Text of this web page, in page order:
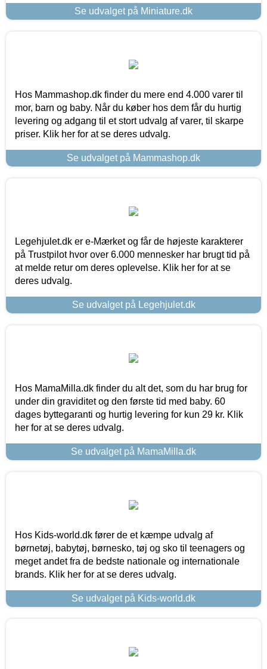
Se udvalget på Miniature.dk
Hos Mammashop.dk finder du mere end 4.000 varer til
mor, barn og baby. Når du køber hos dem får du hurtig
levering og adgang til et stort udvalg af varer, til skarpe
priser. Klik her for at se deres udvalg.
Se udvalget på Mammashop.dk
Legehjulet.dk er e-Mærket og får de højeste karakterer
på Trustpilot hvor over 6.000 mennesker har brugt tid på
at melde retur om deres oplevelse. Klik her for at se
deres udvalg.
Se udvalget på Legehjulet.dk
Hos MamaMilla.dk finder du alt det, som du har brug for
under din graviditet og den første tid med baby. 60
dages byttegaranti og hurtig levering for kun 29 kr. Klik
her for at se deres udvalg.
Se udvalget på MamaMilla.dk
Hos Kids-world.dk fører de et kæmpe udvalg af
børnetøj, babytøj, børnesko, tøj og sko til teenagers og
meget andet fra de bedste nationale og internationale
brands. Klik her for at se deres udvalg.
Se udvalget på Kids-world.dk